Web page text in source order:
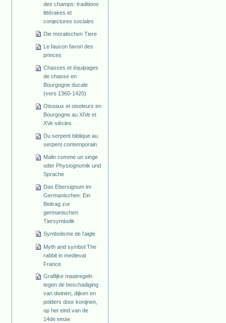
des champs: traditions
littéraires et
conjectures sociales
Die moralischen Tiere
Le faucon favori des
princes
Chasses et équipages
de chasse en
Bourgogne ducale
(vers 1360-1420)
Oiseaux et oiseleurs en
Bourgogne au XIVe et
XVe siècles
Du serpent biblique au
serpent contemporain
Malin comme un singe
oder Physiognomik und
Sprache
Das Ebersignum im
Germanischen: Ein
Beitrag zur
germanischen
Tiersymbolik
Symbolisme de l’aigle
Myth and symbol:The
rabbit in medieval
France
Graflijke maatregeln
tegen de beschadiging
van dwinen, dijken en
polders door konijnen,
op het eind van de
14de eeuw